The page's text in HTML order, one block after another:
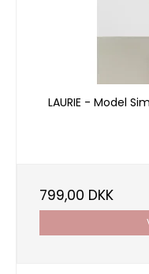
LAURIE - Model
799,00 DKK